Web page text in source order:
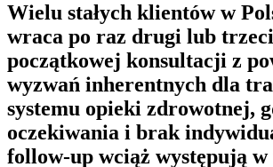
Wielu stałych klientów w
wraca po raz drugi lub
początkowej konsultacji z
wyzwań inherentnych dla
systemu opieki zdrowotnej,
oczekiwania i brak
follow-up wciąż występują w